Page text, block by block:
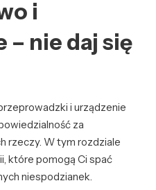
i
– nie daj się
i urządzenie
za
rzeczy. W tym rozdziale
które pomogą Ci spać
niespodzianek.